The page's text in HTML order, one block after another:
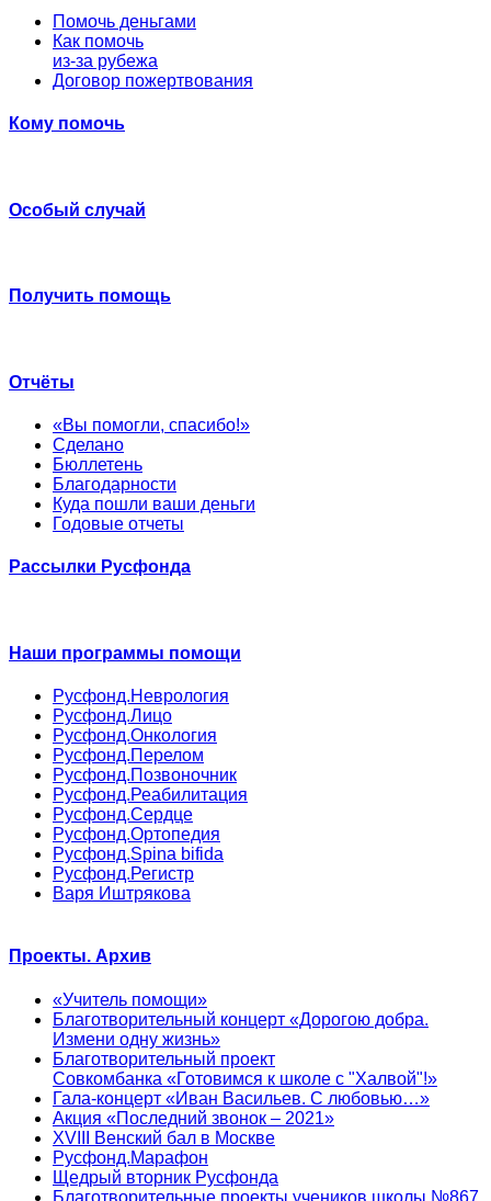
Помочь деньгами
Как помочь
из-за рубежа
Договор пожертвования
Кому помочь
Особый случай
Получить помощь
Отчёты
«Вы помогли, спасибо!»
Сделано
Бюллетень
Благодарности
Куда пошли ваши деньги
Годовые отчеты
Рассылки Русфонда
Наши программы помощи
Русфонд.Неврология
Русфонд.Лицо
Русфонд.Онкология
Русфонд.Перелом
Русфонд.Позвоночник
Русфонд.Реабилитация
Русфонд.Сердце
Русфонд.Ортопедия
Русфонд.Spina bifida
Русфонд.Регистр
Варя Иштрякова
Проекты. Архив
«Учитель помощи»
Благотворительный концерт «Дорогою добра.
Измени одну жизнь»
Благотворительный проект
Совкомбанка «Готовимся к школе с "Халвой"!»
Гала-концерт «Иван Васильев. С любовью…»
Акция «Последний звонок – 2021»
XVIII Венский бал в Москве
Русфонд.Марафон
Щедрый вторник Русфонда
Благотворительные проекты учеников школы №867